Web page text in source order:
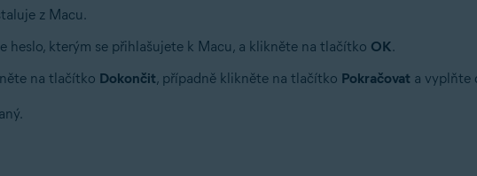
z Macu.
heslo, kterým se přihlašujete k Macu, a klikněte na tlačítko OK.
na tlačítko Dokončit, případně klikněte na tlačítko Pokračovat a vyplňte